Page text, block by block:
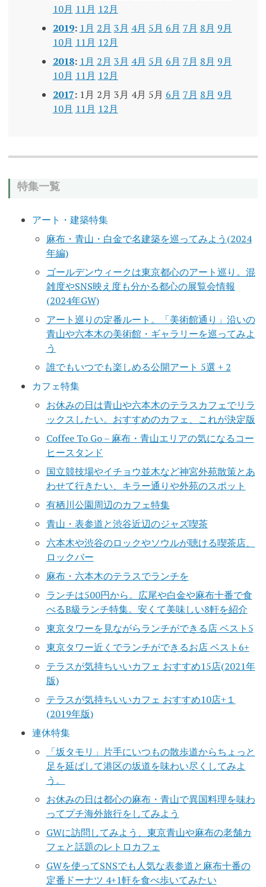
10月 11月 12月
2019: 1月 2月 3月 4月 5月 6月 7月 8月 9月
10月 11月 12月
2018: 1月 2月 3月 4月 5月 6月 7月 8月 9月
10月 11月 12月
2017: 1月 2月 3月 4月 5月 6月 7月 8月 9月
10月 11月 12月
特集一覧
アート・建築特集
麻布・青山・白金で名建築を巡ってみよう(2024
年編)
ゴールデンウィークは東京都心のアート巡り。混
雑度やSNS映え度も分かる都心の展覧会情報
(2024年GW)
アート巡りの定番ルート。「美術館通り」沿いの
青山や六本木の美術館・ギャラリーを巡ってみよ
う
誰でもいつでも楽しめる公開アート 5選 + 2
カフェ特集
お休みの日は青山や六本木のテラスカフェでリラ
ックスしたい。おすすめのカフェ、これが決定版
Coffee To Go – 麻布・青山エリアの気になるコー
ヒースタンド
国立競技場やイチョウ並木など神宮外苑散策とあ
わせて行きたい、キラー通りや外苑のスポット
有栖川公園周辺のカフェ特集
青山・表参道と渋谷近辺のジャズ喫茶
六本木や渋谷のロックやソウルが聴ける喫茶店、
ロックバー
麻布・六本木のテラスでランチを
ランチは500円から。広尾や白金や麻布十番で食
べるB級ランチ特集。安くて美味しい8軒を紹介
東京タワーを見ながらランチができる店 ベスト5
東京タワー近くでランチができるお店 ベスト6+
テラスが気持ちいいカフェ おすすめ15店(2021年
版)
テラスが気持ちいいカフェ おすすめ10店+１
(2019年版)
連休特集
「坂タモリ」片手にいつもの散歩道からちょっと
足を延ばして港区の坂道を味わい尽くしてみよ
う。
お休みの日は都心の麻布・青山で異国料理を味わ
ってプチ海外旅行をしてみよう
GWに訪問してみよう、東京青山や麻布の老舗カ
フェと話題のレトロカフェ
GWを使ってSNSでも人気な表参道と麻布十番の
定番ドーナツ 4+1軒を食べ歩いてみたい